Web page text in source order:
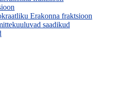
Erakonna fraktsioon
saadikud